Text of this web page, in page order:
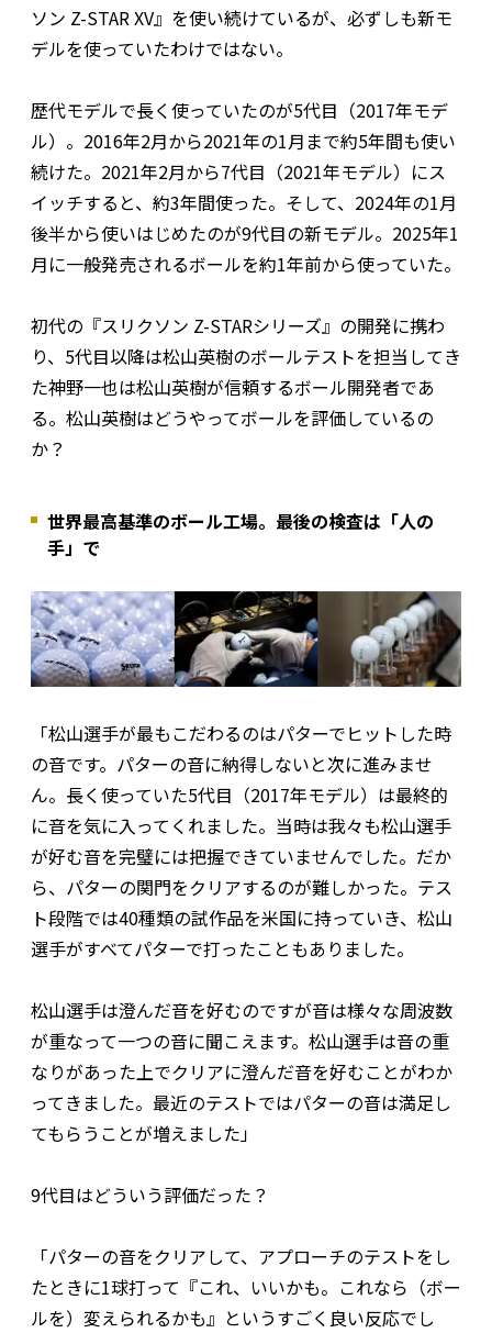
ソン Z-STAR XV』を使い続けているが、必ずしも新モ
デルを使っていたわけではない。
歴代モデルで長く使っていたのが5代目（2017年モデ
ル）。2016年2月から2021年の1月まで約5年間も使い
続けた。2021年2月から7代目（2021年モデル）にス
イッチすると、約3年間使った。そして、2024年の1月
後半から使いはじめたのが9代目の新モデル。2025年1
月に一般発売されるボールを約1年前から使っていた。
初代の『スリクソン Z-STARシリーズ』の開発に携わ
り、5代目以降は松山英樹のボールテストを担当してき
た神野一也は松山英樹が信頼するボール開発者であ
る。松山英樹はどうやってボールを評価しているの
か？
世界最高基準のボール工場。最後の検査は「人の
手」で
「松山選手が最もこだわるのはパターでヒットした時
の音です。パターの音に納得しないと次に進みませ
ん。長く使っていた5代目（2017年モデル）は最終的
に音を気に入ってくれました。当時は我々も松山選手
が好む音を完璧には把握できていませんでした。だか
ら、パターの関門をクリアするのが難しかった。テス
ト段階では40種類の試作品を米国に持っていき、松山
選手がすべてパターで打ったこともありました。
松山選手は澄んだ音を好むのですが音は様々な周波数
が重なって一つの音に聞こえます。松山選手は音の重
なりがあった上でクリアに澄んだ音を好むことがわか
ってきました。最近のテストではパターの音は満足し
てもらうことが増えました」
9代目はどういう評価だった？
「パターの音をクリアして、アプローチのテストをし
たときに1球打って『これ、いいかも。これなら（ボー
ルを）変えられるかも』というすごく良い反応でし